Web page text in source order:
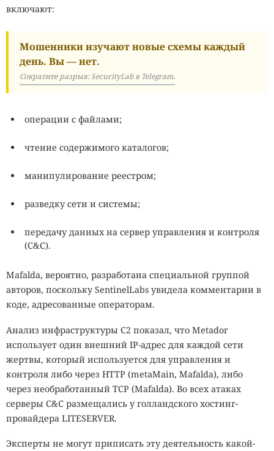
включают:
Мошенники изучают новые схемы каждый
день. Вы — нет.
Сократите разрыв: SecurityLab в Telegram.
операции с файлами;
чтение содержимого каталогов;
манипулирование реестром;
разведку сети и системы;
передачу данных на сервер управления и контроля
(C&C).
Mafalda, вероятно, разработана специальной группой
авторов, поскольку SentinelLabs увидела комментарии в
коде, адресованные операторам.
Анализ инфраструктуры C2 показал, что Metador
использует один внешний IP-адрес для каждой сети
жертвы, который используется для управления и
контроля либо через HTTP (metaMain, Mafalda), либо
через необработанный TCP (Mafalda). Во всех атаках
серверы C&C размещались у голландского хостинг-
провайдера LITESERVER.
Эксперты не могут приписать эту деятельность какой-